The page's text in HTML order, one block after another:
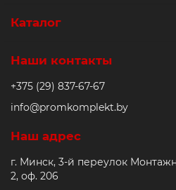
Каталог
Наши контакты
+375 (29) 837-67-67
info@promkomplekt.by
Наш адрес
г. Минск, 3-й переулок
2, оф. 206